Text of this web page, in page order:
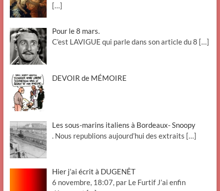
[…]
Pour le 8 mars.
C’est LAVIGUE qui parle dans son article du 8 […]
DEVOIR de MÉMOIRE
Les sous-marins italiens à Bordeaux- Snoopy
. Nous republions aujourd’hui des extraits […]
Hier j’ai écrit à DUGENÊT
6 novembre, 18:07, par Le Furtif J’ai enfin